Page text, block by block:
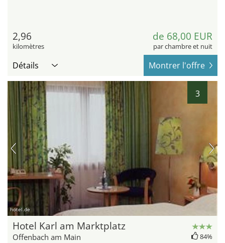
2,96
kilomètres
de 68,00 EUR
par chambre et nuit
Détails Montrer l'offre
3
hotel.de
Hotel Karl am Marktplatz
Offenbach am Main 84%